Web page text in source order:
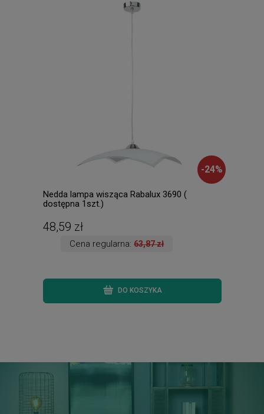
-24%
Nedda lampa wisząca Rabalux 3690 (
dostępna 1szt.)
48,59 zł
Cena regularna:63,87 zł
DO KOSZYKA